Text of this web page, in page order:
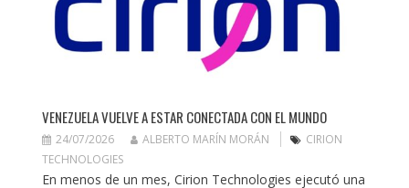
VENEZUELA VUELVE A ESTAR CONECTADA CON EL MUNDO
24/07/2026 ALBERTO MARÍN MORÁN
CIRION
TECHNOLOGIES
En menos de un mes, Cirion Technologies ejecutó una